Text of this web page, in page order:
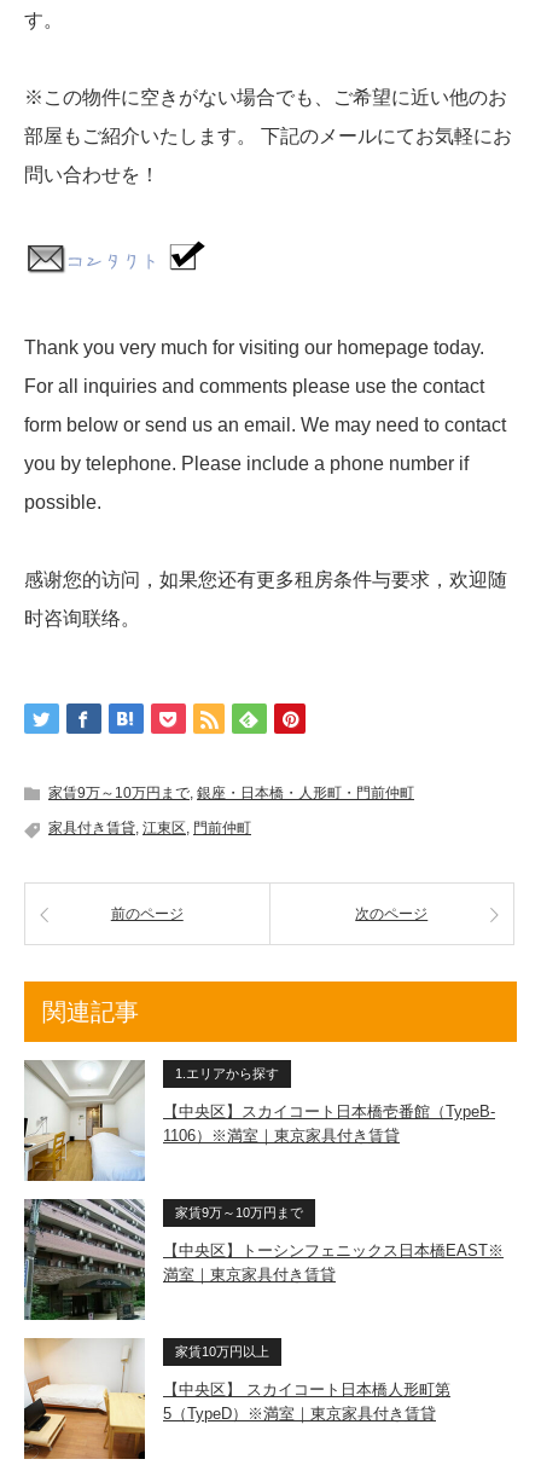
す。
※この物件に空きがない場合でも、ご希望に近い他のお
部屋もご紹介いたします。 下記のメールにてお気軽にお
問い合わせを！
Thank you very much for visiting our homepage today.
For all inquiries and comments please use the contact
form below or send us an email. We may need to contact
you by telephone. Please include a phone number if
possible.
感谢您的访问，如果您还有更多租房条件与要求，欢迎随
时咨询联络。
家賃9万～10万円まで, 銀座・日本橋・人形町・門前仲町
家具付き賃貸, 江東区, 門前仲町
前のページ 次のページ
関連記事
1.エリアから探す
【中央区】スカイコート日本橋壱番館（TypeB-
1106）※満室｜東京家具付き賃貸
家賃9万～10万円まで
【中央区】トーシンフェニックス日本橋EAST※
満室｜東京家具付き賃貸
家賃10万円以上
【中央区】 スカイコート日本橋人形町第
5（TypeD）※満室｜東京家具付き賃貸